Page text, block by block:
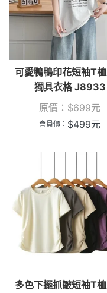
可愛鴨鴨印花短袖T
獨具衣格 J8933
原價： $699元
會員價： $499元
多色下擺抓皺短袖T